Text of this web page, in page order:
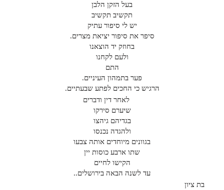
בעל הזקן הלבן
תקשיב תקשיב
יש לי סיפור עתיק
סיפר את סיפור יציאת מצרים.
בחוזק יד הוצאנו
ולעם לקחנו
התם
פער בתמהון העיניים.
הרגיש כי החכים לפתע שבעתיים.
לאחר דין ודברים
שיערם סירקו
בגדיהם גיהצו
ולהגדה נכנסו
בגוונים מיוחדים אותה צבעו
שתו ארבע כוסות יין
הקישו לחיים
עד לשנה הבאה בירושלים..
בת ציון